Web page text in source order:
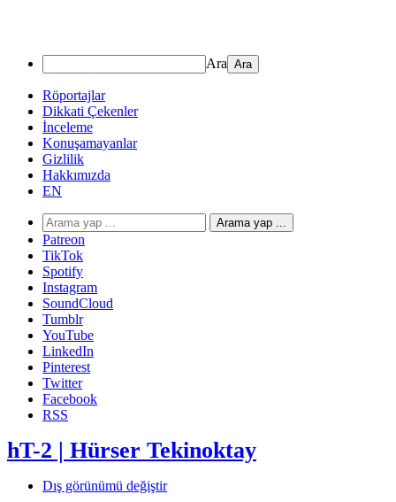
Ara
Röportajlar
Dikkati Çekenler
İnceleme
Konuşamayanlar
Gizlilik
Hakkımızda
EN
Arama yap ...
Patreon
TikTok
Spotify
Instagram
SoundCloud
Tumblr
YouTube
LinkedIn
Pinterest
Twitter
Facebook
RSS
hT-2 | Hürser Tekinoktay
Dış görünümü değiştir